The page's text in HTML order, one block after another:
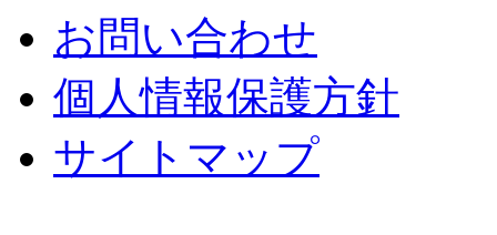
お問い合わせ
個人情報保護方針
サイトマップ